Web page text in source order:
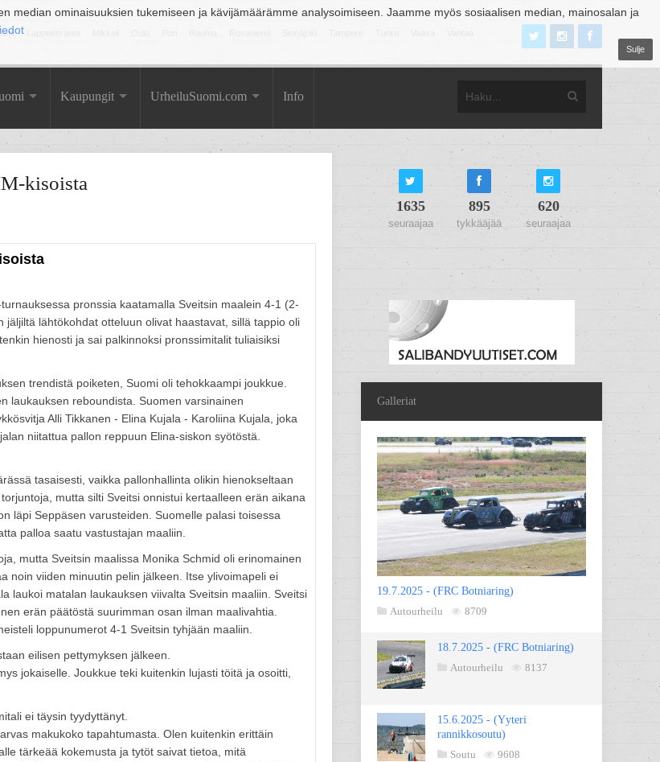
median ominaisuuksien tukemiseen ja kävijämäärämme analysoimiseen. Jaamme myös sosiaalisen median, mainosalan ja
Sulje
Kaupungit UrheiluSuomi.com Info
kisoista
pronssia kaatamalla Sveitsin maalein 4-1 (2-
lähtökohdat otteluun olivat haastavat, sillä tappio oli
hienosti ja sai palkinnoksi pronssimitalit tuliaisiksi
trendistä poiketen, Suomi oli tehokkaampi joukkue.
laukauksen reboundista. Suomen varsinainen
Alli Tikkanen - Elina Kujala - Karoliina Kujala, joka
niitattua pallon reppuun Elina-siskon syötöstä.
tasaisesti, vaikka pallonhallinta olikin hienokseltaan
mutta silti Sveitsi onnistui kertaalleen erän aikana
läpi Seppäsen varusteiden. Suomelle palasi toisessa
palloa saatu vastustajan maaliin.
mutta Sveitsin maalissa Monika Schmid oli erinomainen
noin viiden minuutin pelin jälkeen. Itse ylivoimapeli ei
laukoi matalan laukauksen viivalta Sveitsin maaliin. Sveitsi
erän päätöstä suurimman osan ilman maalivahtia.
loppunumerot 4-1 Sveitsin tyhjään maaliin.
eilisen pettymyksen jälkeen.
jokaiselle. Joukkue teki kuitenkin lujasti töitä ja osoitti,
ei täysin tyydyttänyt.
makukoko tapahtumasta. Olen kuitenkin erittäin
tärkeää kokemusta ja tytöt saivat tietoa, mitä
1635
seuraajaa
895
tykkääjää
620
seuraajaa
Galleriat
19.7.2025 - (FRC Botniaring)
Autourheilu
8709
18.7.2025 - (FRC Botniaring)
Autourheilu
8137
15.6.2025 - (Yyteri
rannikkosoutu)
Soutu
9608